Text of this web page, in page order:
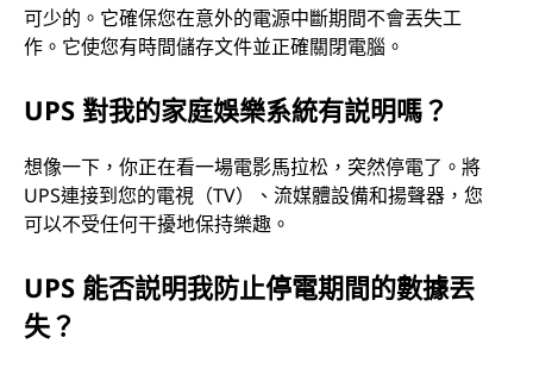
可少的。它確保您在意外的電源中斷期間不會丟失工
作。它使您有時間儲存文件並正確關閉電腦。
UPS 對我的家庭娛樂系統有説明嗎？
想像一下，你正在看一場電影馬拉松，突然停電了。將
UPS連接到您的電視（TV）、流媒體設備和揚聲器，您
可以不受任何干擾地保持樂趣。
UPS 能否説明我防止停電期間的數據丟
失？